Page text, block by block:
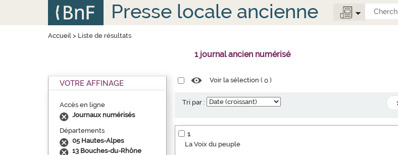
Presse locale ancienne
Accueil> Liste de résultats
1 journal ancien numérisé
VOTRE AFFINAGE
Accès en ligne
Journaux numérisés
Départements
05 Hautes-Alpes
13 Bouches-du-Rhône
Voir la sélection (0 )
Tri par :
1
La Voix du peuple
Panneau de gestion des cookies